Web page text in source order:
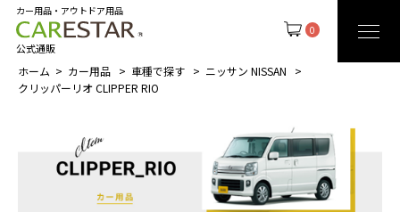
0
カー用品・アウトドア用品
公式通販
ホーム カー用品 車種で探す
ニッサン NISSAN
クリッパーリオ CLIPPER RIO